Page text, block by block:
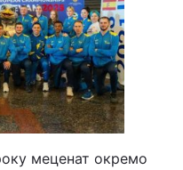
меценат окремо